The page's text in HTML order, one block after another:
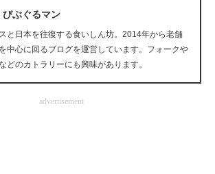
専門サイト
総合サイト
活用を支援
びぶぐるマン
と日本を往復する食いしん坊。2014年から老舗
中心に回るブログを運営しています。フォークや
どのカトラリーにも興味があります。
advertisement